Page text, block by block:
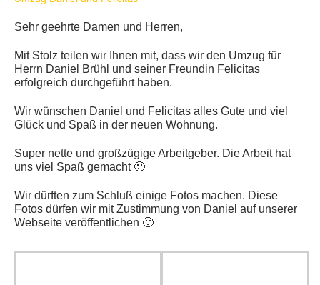
Sehr geehrte Damen und Herren,
Mit Stolz teilen wir Ihnen mit, dass wir den Umzug für
Herrn Daniel Brühl und seiner Freundin Felicitas
erfolgreich durchgeführt haben.
Wir wünschen Daniel und Felicitas alles Gute und viel
Glück und Spaß in der neuen Wohnung.
Super nette und großzügige Arbeitgeber. Die Arbeit hat
uns viel Spaß gemacht 🙂
Wir dürften zum Schluß einige Fotos machen. Diese
Fotos dürfen wir mit Zustimmung von Daniel auf unserer
Webseite veröffentlichen 🙂